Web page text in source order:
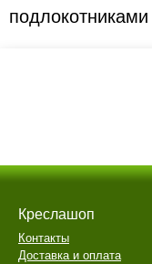
Креслашоп
Контакты
Доставка и оплата